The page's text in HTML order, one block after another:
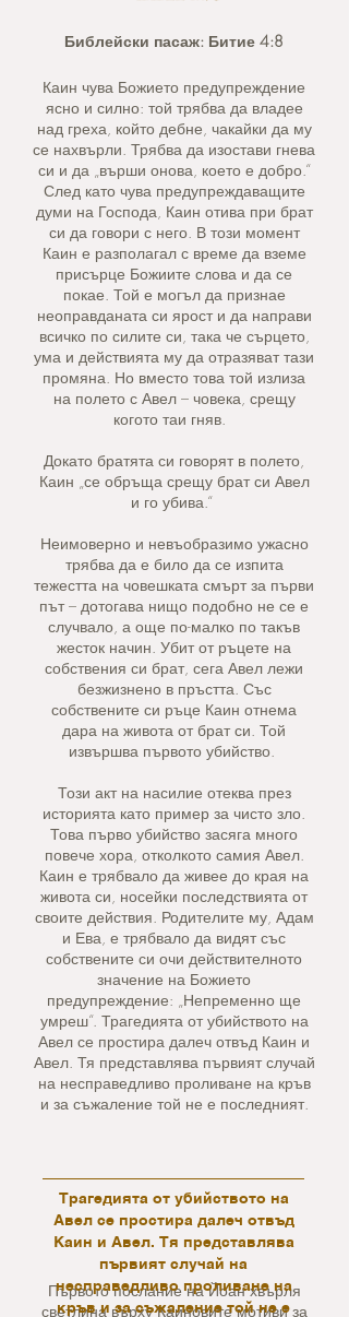
Библейски пасаж: Битие 4:8
Каин чува Божието предупреждение
ясно и силно: той трябва да владее
над греха, който дебне, чакайки да му
се нахвърли. Трябва да изостави гнева
си и да „върши онова, което е добро.“
След като чува предупреждаващите
думи на Господа, Каин отива при брат
си да говори с него. В този момент
Каин е разполагал с време да вземе
присърце Божиите слова и да се
покае. Той е могъл да признае
неоправданата си ярост и да направи
всичко по силите си, така че сърцето,
ума и действията му да отразяват тази
промяна. Но вместо това той излиза
на полето с Авел – човека, срещу
когото таи гняв.
Докато братята си говорят в полето,
Каин „се обръща срещу брат си Авел
и го убива.“
Неимоверно и невъобразимо ужасно
трябва да е било да се изпита
тежестта на човешката смърт за първи
път – дотогава нищо подобно не се е
случвало, а още по-малко по такъв
жесток начин. Убит от ръцете на
собствения си брат, сега Авел лежи
безжизнено в пръстта. Със
собствените си ръце Каин отнема
дара на живота от брат си. Той
извършва първото убийство.
Този акт на насилие отеква през
историята като пример за чисто зло.
Това първо убийство засяга много
повече хора, отколкото самия Авел.
Каин е трябвало да живее до края на
живота си, носейки последствията от
своите действия. Родителите му, Адам
и Ева, е трябвало да видят със
собствените си очи действителното
значение на Божието
предупреждение: „Непременно ще
умреш“. Трагедията от убийството на
Авел се простира далеч отвъд Каин и
Авел. Тя представлява първият случай
на несправедливо проливане на кръв
и за съжаление той не е последният.
Първото послание на Йоан хвърля
светлина върху Каиновите мотиви за
Трагедията от убийството на
Авел се простира далеч отвъд
Каин и Авел. Тя представлява
първият случай на
несправедливо проливане на
кръв и за съжаление той не е